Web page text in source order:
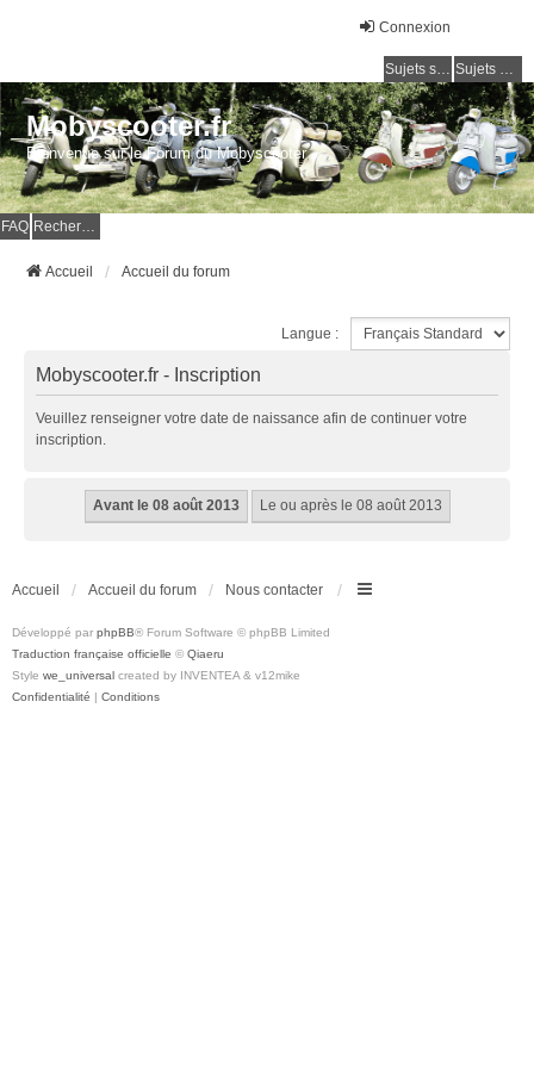
Connexion
Sujets sans réponse Sujets actifs
Mobyscooter.fr
Bienvenue sur le Forum du Mobyscooter
FAQ Rechercher
Accueil Accueil du forum
Langue :
Mobyscooter.fr - Inscription
Veuillez renseigner votre date de naissance afin de continuer votre
inscription.
Accueil Accueil du forum Nous contacter
Développé par phpBB® Forum Software © phpBB Limited
Traduction française officielle © Qiaeru
Style we_universal created by INVENTEA & v12mike
Confidentialité | Conditions